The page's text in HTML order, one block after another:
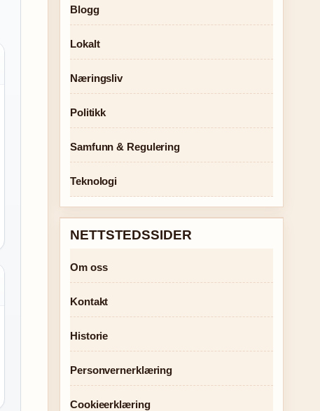
Blogg
Lokalt
Næringsliv
Politikk
Samfunn & Regulering
Teknologi
NETTSTEDSSIDER
Om oss
Kontakt
Historie
Personvernerklæring
Cookieerklæring